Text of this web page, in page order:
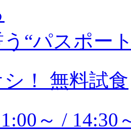
“パスポー
！
無料試食
～ / 14:30